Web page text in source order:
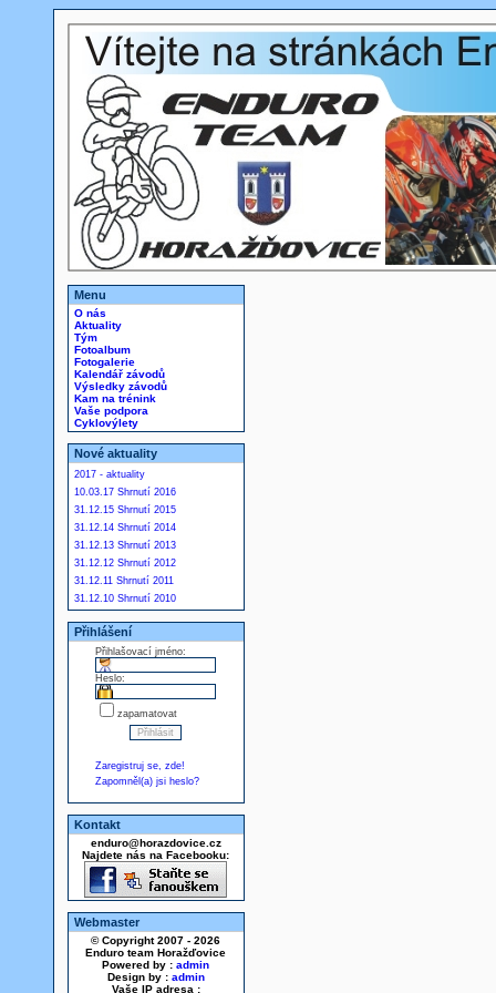
Menu
O nás
Aktuality
Tým
Fotoalbum
Fotogalerie
Kalendář závodů
Výsledky závodů
Kam na trénink
Vaše podpora
Cyklovýlety
Nové aktuality
2017 - aktuality
10.03.17 Shrnutí 2016
31.12.15 Shrnutí 2015
31.12.14 Shrnutí 2014
31.12.13 Shrnutí 2013
31.12.12 Shrnutí 2012
31.12.11 Shrnutí 2011
31.12.10 Shrnutí 2010
Přihlášení
Přihlašovací jméno:
Heslo:
zapamatovat
Zaregistruj se, zde!
Zapomněl(a) jsi heslo?
Kontakt
enduro@horazdovice.cz
Najdete nás na Facebooku:
Webmaster
© Copyright 2007 - 2026
Enduro team Horažďovice
Powered by : admin
Design by : admin
Vaše IP adresa :